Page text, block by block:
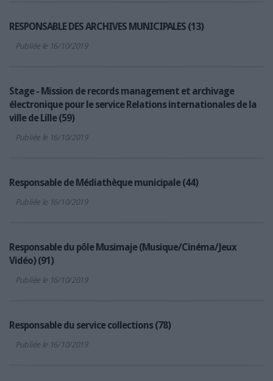
RESPONSABLE DES ARCHIVES MUNICIPALES (13)
Publiée le 16/10/2019
Stage - Mission de records management et archivage
électronique pour le service Relations internationales de la
ville de Lille (59)
Publiée le 16/10/2019
Responsable de Médiathèque municipale (44)
Publiée le 16/10/2019
Responsable du pôle Musimaje (Musique/Cinéma/Jeux
Vidéo) (91)
Publiée le 16/10/2019
Responsable du service collections (78)
Publiée le 16/10/2019